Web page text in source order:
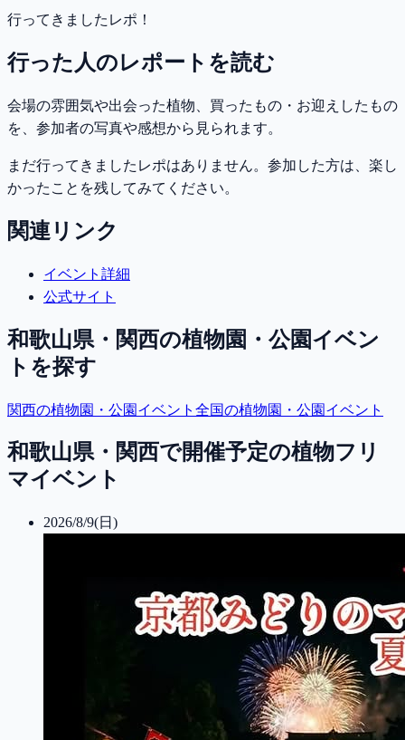
行ってきましたレポ！
行った人のレポートを読む
会場の雰囲気や出会った植物、買ったもの・お迎えしたもの
を、参加者の写真や感想から見られます。
まだ行ってきましたレポはありません。参加した方は、楽し
かったことを残してみてください。
関連リンク
イベント詳細
公式サイト
和歌山県・関西の植物園・公園イベン
トを探す
関西の植物園・公園イベント 全国の植物園・公園イベント
和歌山県・関西で開催予定の植物フリ
マイベント
2026/8/9(日)